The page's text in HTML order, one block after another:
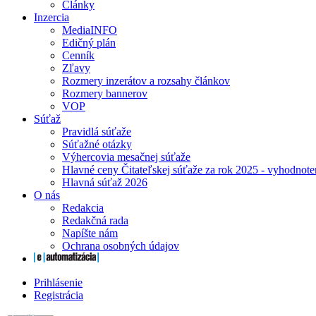
Články
Inzercia
MediaINFO
Edičný plán
Cenník
Zľavy
Rozmery inzerátov a rozsahy článkov
Rozmery bannerov
VOP
Súťaž
Pravidlá súťaže
Súťažné otázky
Výhercovia mesačnej súťaže
Hlavné ceny Čitateľskej súťaže za rok 2025 -
Hlavná súťaž 2026
O nás
Redakcia
Redakčná rada
Napíšte nám
Ochrana osobných údajov
Prihlásenie
Registrácia